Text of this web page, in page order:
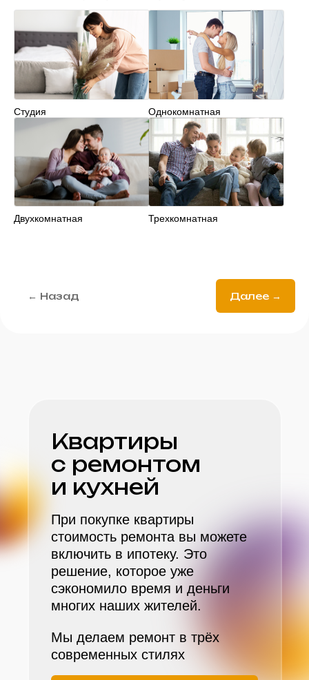
Студия Однокомнатная
Двухкомнатная Трехкомнатная
← Назад Далее →
При покупке квартиры
стоимость ремонта вы можете
включить в ипотеку. Это
решение, которое уже
сэкономило время и деньги
многих наших жителей.
Квартиры
с ремонтом
и кухней
Мы делаем ремонт в трёх
современных стилях